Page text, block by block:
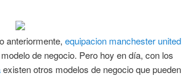
anteriormente, equipacion manchester united
de negocio. Pero hoy en día, con los
existen otros modelos de negocio que pueden